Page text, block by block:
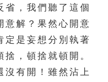
省，我們聽了這個
意解？果然心開意
定是妄想分別執著
，頓捨就頓開。
沒有開！雖然沾上